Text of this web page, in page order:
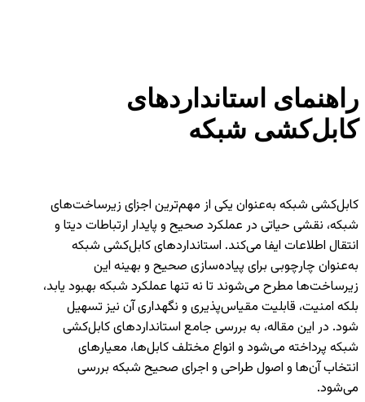
راهنمای استانداردهای
کابل‌کشی شبکه
کابل‌کشی شبکه به‌عنوان یکی از مهم‌ترین اجزای زیرساخت‌های
شبکه، نقشی حیاتی در عملکرد صحیح و پایدار ارتباطات دیتا و
انتقال اطلاعات ایفا می‌کند. استانداردهای کابل‌کشی شبکه
به‌عنوان چارچوبی برای پیاده‌سازی صحیح و بهینه این
زیرساخت‌ها مطرح می‌شوند تا نه تنها عملکرد شبکه بهبود یابد،
بلکه امنیت، قابلیت مقیاس‌پذیری و نگهداری آن نیز تسهیل
شود. در این مقاله، به بررسی جامع استانداردهای کابل‌کشی
شبکه پرداخته می‌شود و انواع مختلف کابل‌ها، معیارهای
انتخاب آن‌ها و اصول طراحی و اجرای صحیح شبکه بررسی
می‌شود.